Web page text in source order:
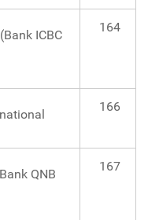
ICBC
164
166
QNB
167